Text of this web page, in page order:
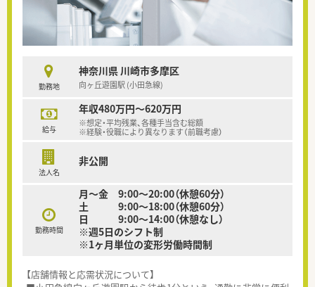
勤務地
神奈川県 川崎市多摩区
向ヶ丘遊園駅 (小田急線)
給与
年収480万円～620万円
※想定・平均残業、各種手当含む総額
※経験・役職により異なります（前職考慮）
法人名
非公開
勤務時間
月～金 9:00～20:00（休憩60分）
土 9:00～18:00（休憩60分）
日 9:00～14:00（休憩なし）
※週5日のシフト制
※1ヶ月単位の変形労働時間制
【店舗情報と応需状況について】